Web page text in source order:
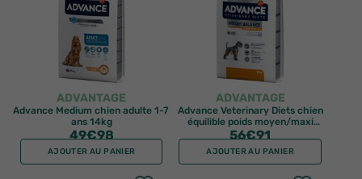
ADVANTAGE
Advance Medium chien adulte 1-7
ans 14kg
49€98
AJOUTER AU PANIER
ADVANTAGE
Advance Veterinary Diets chien
équilible poids moyen/maxi
croquettes 12kg
56€91
AJOUTER AU PANIER